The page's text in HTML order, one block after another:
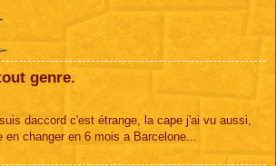
genre.
daccord c'est étrange, la cape j'ai vu aussi,
en changer en 6 mois a Barcelone...